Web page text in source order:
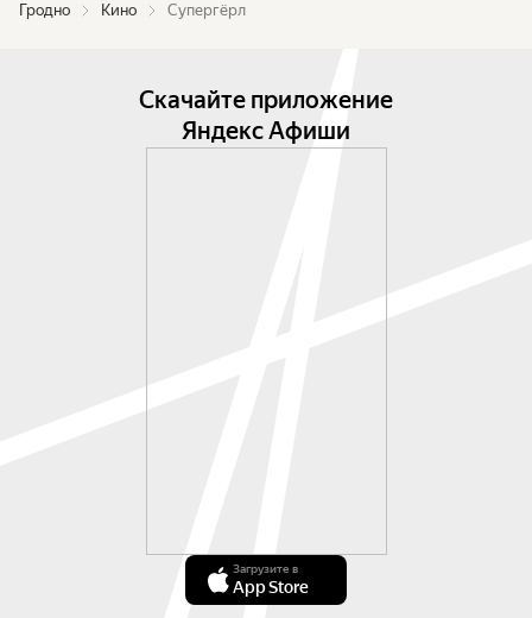
Гродно Кино Супергёрл
Скачайте приложение
Яндекс Афиши
Загрузите в
App Store